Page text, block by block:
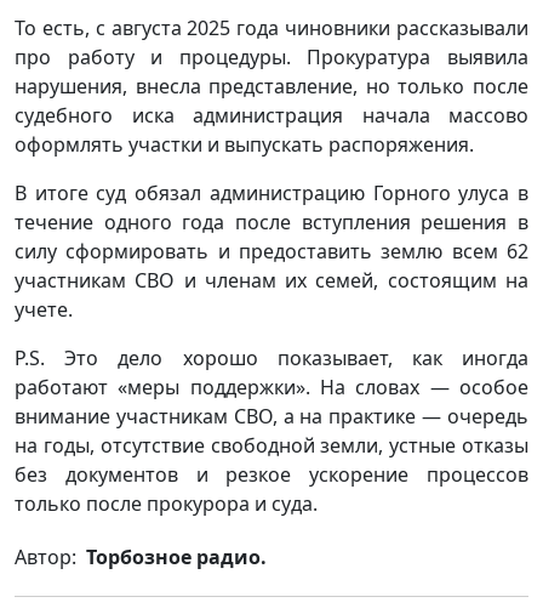
То есть, с августа 2025 года чиновники рассказывали
про работу и процедуры. Прокуратура выявила
нарушения, внесла представление, но только после
судебного иска администрация начала массово
оформлять участки и выпускать распоряжения.
В итоге суд обязал администрацию Горного улуса в
течение одного года после вступления решения в
силу сформировать и предоставить землю всем 62
участникам СВО и членам их семей, состоящим на
учете.
P.S. Это дело хорошо показывает, как иногда
работают «меры поддержки». На словах — особое
внимание участникам СВО, а на практике — очередь
на годы, отсутствие свободной земли, устные отказы
без документов и резкое ускорение процессов
только после прокурора и суда.
Автор: Торбозное радио.